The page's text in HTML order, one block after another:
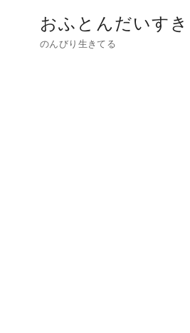
おふとんだいす
のんびり生きてる